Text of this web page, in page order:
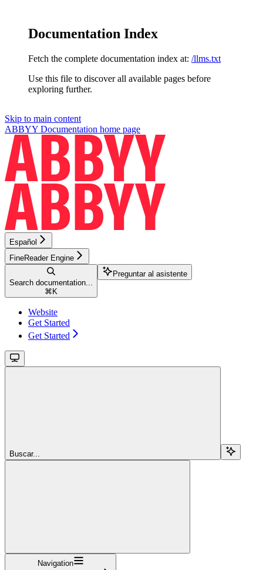
Documentation Index
Fetch the complete documentation index at: /llms.txt
Use this file to discover all available pages before
exploring further.
Skip to main content
ABBYY Documentation home page
Español
FineReader Engine
Search documentation...
⌘ K
Preguntar al asistente
Website
Get Started
Get Started
Buscar...
Navigation